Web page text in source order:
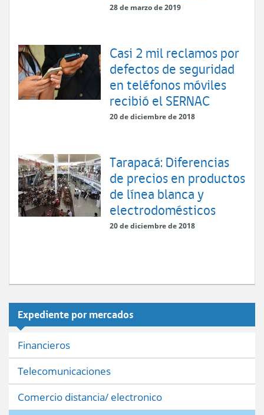
28 de marzo de 2019
Casi 2 mil reclamos por
defectos de seguridad
en teléfonos móviles
recibió el SERNAC
20 de diciembre de 2018
Tarapacá: Diferencias
de precios en productos
de línea blanca y
electrodomésticos
20 de diciembre de 2018
Expediente por mercados
Financieros
Telecomunicaciones
Comercio distancia/ electronico